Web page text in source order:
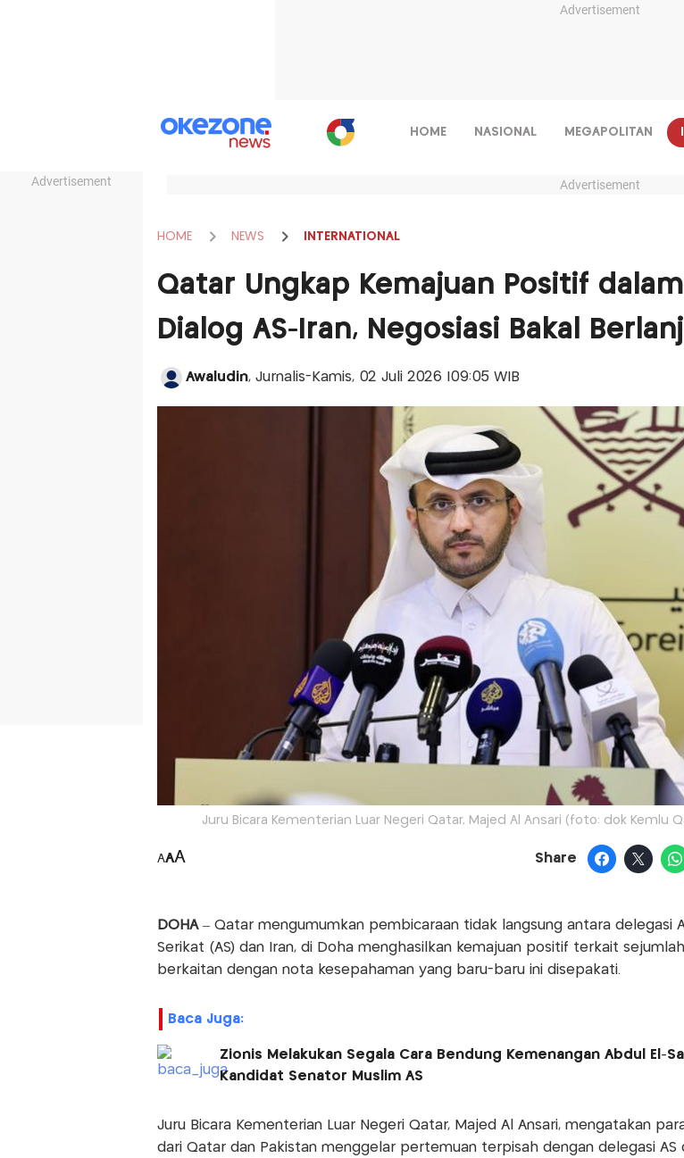
Advertisement
Advertisement
HOME NASIONAL MEGAPOLITAN
Advertisement
HOME NEWS INTERNATIONAL
Qatar Ungkap Kemajuan Positif dalam
Dialog AS-Iran, Negosiasi Bakal
Awaludin, Jurnalis-Kamis, 02 Juli 2026 |09:05 WIB
Juru Bicara Kementerian Luar Negeri Qatar, Majed Al Ansari (foto: dok Kemlu
AAA Share
DOHA– Qatar mengumumkan pembicaraan tidak langsung antara delegasi
Serikat (AS) dan Iran, di Doha menghasilkan kemajuan positif terkait
berkaitan dengan nota kesepahaman yang baru-baru ini disepakati.
Baca Juga:
Zionis Melakukan Segala Cara Bendung Kemenangan Abdul El-
Kandidat Senator Muslim AS
Juru Bicara Kementerian Luar Negeri Qatar, Majed Al Ansari, mengatakan
dari Qatar dan Pakistan menggelar pertemuan terpisah dengan delegasi AS